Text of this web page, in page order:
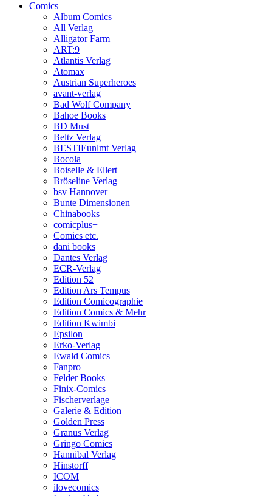
Comics
Album Comics
All Verlag
Alligator Farm
ART:9
Atlantis Verlag
Atomax
Austrian Superheroes
avant-verlag
Bad Wolf Company
Bahoe Books
BD Must
Beltz Verlag
BESTIEunlmt Verlag
Bocola
Boiselle & Ellert
Bröseline Verlag
bsv Hannover
Bunte Dimensionen
Chinabooks
comicplus+
Comics etc.
dani books
Dantes Verlag
ECR-Verlag
Edition 52
Edition Ars Tempus
Edition Comicographie
Edition Comics & Mehr
Edition Kwimbi
Epsilon
Erko-Verlag
Ewald Comics
Fanpro
Felder Books
Finix-Comics
Fischerverlage
Galerie & Edition
Golden Press
Granus Verlag
Gringo Comics
Hannibal Verlag
Hinstorff
ICOM
ilovecomics